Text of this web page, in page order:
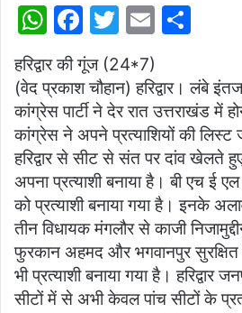
W
at
s
A
p
p
F
a
c
e
b
o
o
k
T
itt
er
E
ai
l
ar
e
हरिद्वार की गूंज (24*7)
(वेद प्रकाश चौहान) हरिद्वार। लंबे
कांग्रेस पार्टी ने देर रात उत्तराखंड में
कांग्रेस ने अपने प्रत्याशियों की लिस्ट
हरिद्वार से सीट से संत पर दांव खेलते
अपना प्रत्याशी बनाया है। बी एच ई एल
को प्रत्याशी बनाया गया है। इनके
तीन विधायक मंगलौर से काजी
फुरकान अहमद और भगवानपुर
भी प्रत्याशी बनाया गया है। हरिद्वार
सीटों में से अभी केवल पांच सीटों के